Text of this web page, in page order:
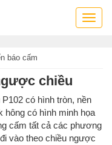
Cẩm
tin
xe,
kỹ
năng
báo cấm
chiều
có hình tròn, nền
hông có hình minh họa
cấm tất cả các phương
vào theo chiều ngược